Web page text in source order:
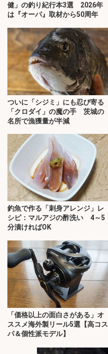
健」の釣り紀行本3選 2026年
は『オーパ』取材から50周年
ついに「シジミ」にも忍び寄る
「クロダイ」の魔の手 茨城の
名所で漁獲量が半減
釣魚で作る「刺身アレンジ」レ
シピ：マルアジの酢洗い 4～5
分漬ければOK
「価格以上の面白さがある」オ
ススメ海外製リール5選【高コス
パ＆個性派モデル】